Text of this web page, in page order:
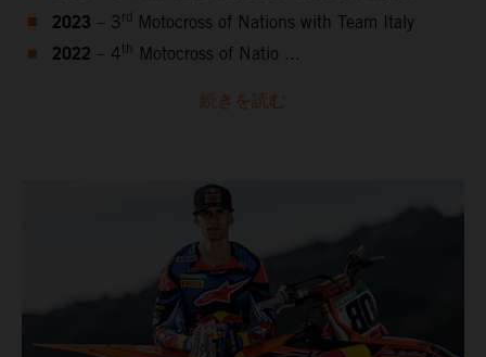
2023 – 3 rd Motocross of Nations with Team Italy
2022 – 4th Motocross of Natio ...
続きを読む